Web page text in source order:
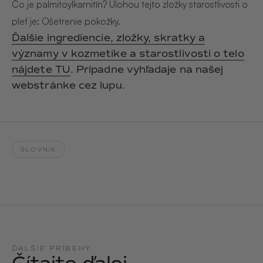
Čo je palmitoylkarnitín? Úlohou tejto zložky starostlivosti o
pleť je: Ošetrenie pokožky.
Ďalšie ingrediencie, zložky, skratky a
významy v kozmetike a starostlivosti o telo
nájdete TU. Prípadne vyhľadaje na našej
webstránke cez lupu.
SLOVNÍK
ĎALŠIE PRÍBEHY
SOLEILLE
€29,90
L´AMOUR
MUCUMU
Candle
ROUGE
MUCUMU
Essentials set
Hair & Body Mist
Hair & Body Mist
Hand Cream Serum
Nail Oil
Candles
CASHMERE